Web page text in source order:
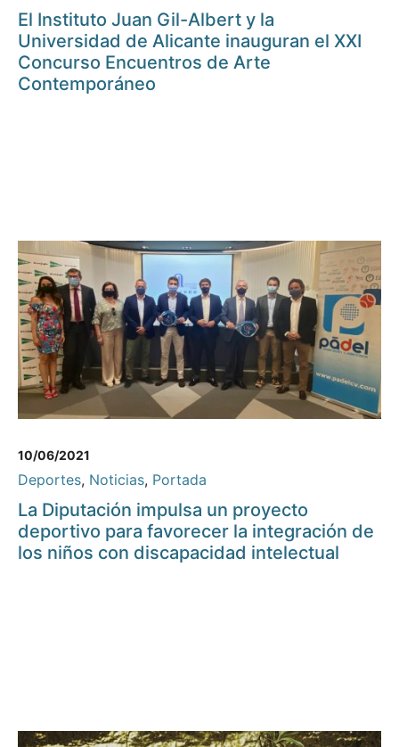
El Instituto Juan Gil-Albert y la
Universidad de Alicante inauguran el XXI
Concurso Encuentros de Arte
Contemporáneo
10/06/2021
Deportes, Noticias, Portada
La Diputación impulsa un proyecto
deportivo para favorecer la integración de
los niños con discapacidad intelectual